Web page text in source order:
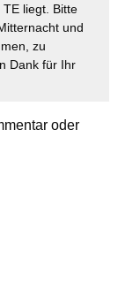
liegt. Bitte
und
zu
Dank für Ihr
oder